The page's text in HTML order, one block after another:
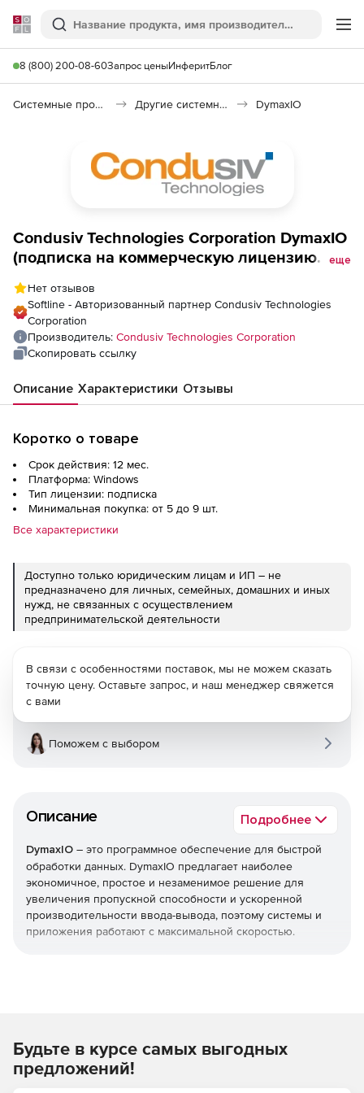
Softline
Поиск
8 (800) 200-08-60Запрос ценыИнферитБлог
Системные программы Другие системные утилиты DymaxIO
Condusiv Technologies Corporation DymaxIO
(подписка на коммерческую лицензию
еще
Нет отзывов
Softline - Авторизованный партнер Condusiv Technologies
Corporation
Производитель: Condusiv Technologies Corporation
Скопировать ссылку
Описание Характеристики Отзывы
Коротко о товаре
Срок действия: 12 мес.
Платформа: Windows
Тип лицензии: подписка
Минимальная покупка: от 5 до 9 шт.
Все характеристики
Доступно только юридическим лицам и ИП – не
предназначено для личных, семейных, домашних и иных
нужд, не связанных с осуществлением
предпринимательской деятельности
Описание Подробнее
DymaxIO – это программное обеспечение для быстрой
обработки данных. DymaxIO предлагает наиболее
экономичное, простое и незаменимое решение для
увеличения пропускной способности и ускоренной
производительности ввода-вывода, поэтому системы и
приложения работают с максимальной скоростью.
оборудование.
DymaxIO устраняет две большие неэффективности ввода-
В связи с особенностями поставок, мы не можем сказать
точную цену. Оставьте запрос, и наш менеджер свяжется
с вами
Поможем с выбором
Будьте в курсе самых выгодных
предложений!